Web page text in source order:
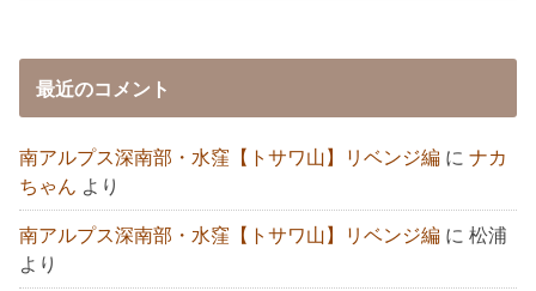
最近のコメント
南アルプス深南部・水窪【トサワ山】リベンジ編 にナカ
ちゃん より
南アルプス深南部・水窪【トサワ山】リベンジ編 に松浦
より